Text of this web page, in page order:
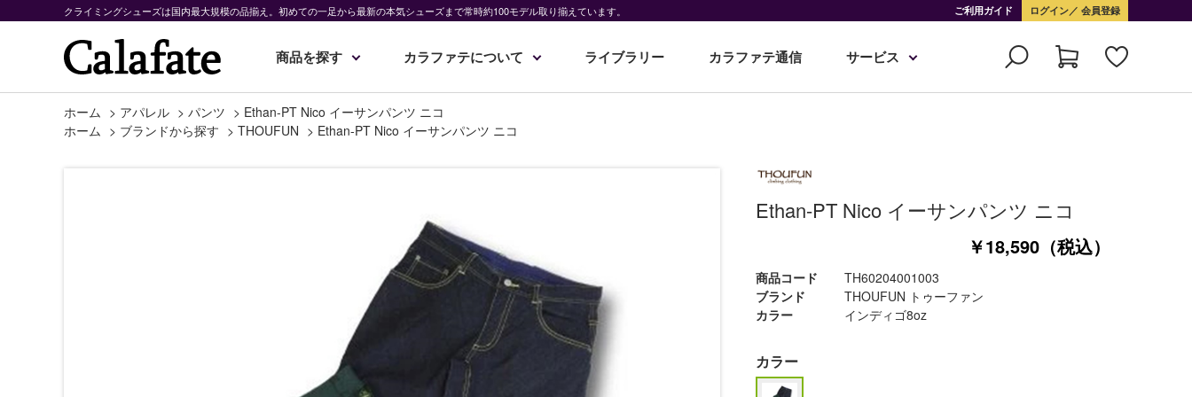
クライミングシューズは国内最大規模の品揃え。初めての一足から最新の本気シューズまで常時約100モデル取り揃えています。 ご利用ガイド ログイン 会員登録
商品を探す カラファテについて ライブラリー カラファテ通信 サービス
ホーム > アパレル > パンツ > Ethan-PT Nico イーサンパンツ ニコ
ホーム > ブランドから探す > THOUFUN > Ethan-PT Nico イーサンパンツ ニコ
Ethan-PT Nico イーサンパンツ ニコ
￥18,590（税込）
商品コード
TH60204001003
ブランド
THOUFUN トゥーファン
カラー
インディゴ8oz
カラー